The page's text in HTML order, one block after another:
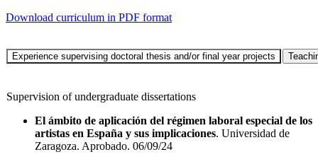
Download curriculum in PDF format
Supervision of undergraduate dissertations
El ámbito de aplicación del régimen laboral especial de los
artistas en España y sus implicaciones. Universidad de
Zaragoza. Aprobado. 06/09/24